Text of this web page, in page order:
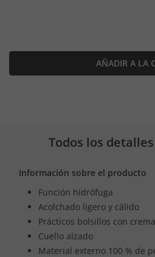
AÑADIR A LA
Todos los
Información sobre el producto
Función hidrófuga
Acolchado ligero y cálido
Prácticos bolsillos con
Cuello alzado
Material externo 100 % de